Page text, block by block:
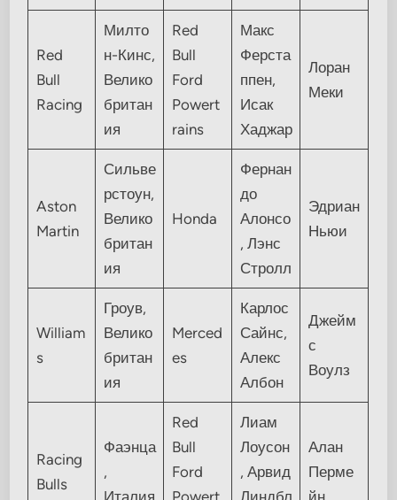
Red
Bull
Racing
Милто
н-Кинс,
Велико
британ
ия
Red
Bull
Ford
Powert
rains
Макс
Ферста
ппен,
Исак
Хаджар
Лоран
Меки
Aston
Martin
Сильве
рстоун,
Велико
британ
ия
Honda
Фернан
до
Алонсо
, Лэнс
Стролл
Эдриан
Ньюи
William
s
Гроув,
Велико
британ
ия
Merced
es
Карлос
Сайнс,
Алекс
Албон
Джейм
с
Воулз
Racing
Bulls
Фаэнца
,
Италия
Red
Bull
Ford
Powert
Лиам
Лоусон
, Арвид
Линдбл
Алан
Перме
йн